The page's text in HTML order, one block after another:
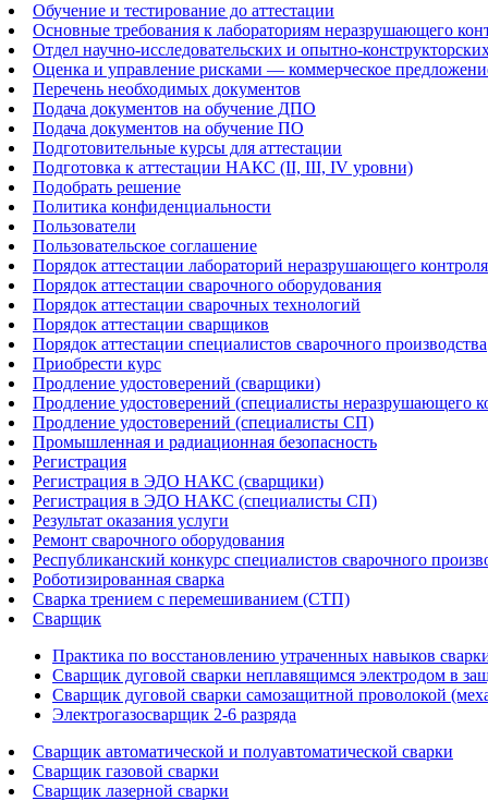
Обучение и тестирование до аттестации
Основные требования к лабораториям неразрушающего
Отдел научно-исследовательских и опытно-
Оценка и управление рисками — коммерческое
Перечень необходимых документов
Подача документов на обучение ДПО
Подача документов на обучение ПО
Подготовительные курсы для аттестации
Подготовка к аттестации НАКС (II, III, IV уровни)
Подобрать решение
Политика конфиденциальности
Пользователи
Пользовательское соглашение
Порядок аттестации лабораторий неразрушающего контроля
Порядок аттестации сварочного оборудования
Порядок аттестации сварочных технологий
Порядок аттестации сварщиков
Порядок аттестации специалистов сварочного производства
Приобрести курс
Продление удостоверений (сварщики)
Продление удостоверений (специалисты неразрушающего
Продление удостоверений (специалисты СП)
Промышленная и радиационная безопасность
Регистрация
Регистрация в ЭДО НАКС (сварщики)
Регистрация в ЭДО НАКС (специалисты СП)
Результат оказания услуги
Ремонт сварочного оборудования
Республиканский конкурс специалистов сварочного
Роботизированная сварка​
Сварка трением с перемешиванием (СТП)
Сварщик
Практика по восстановлению утраченных навыков
Сварщик дуговой сварки неплавящимся электродом в
Сварщик дуговой сварки самозащитной проволокой
Электрогазосварщик 2-6 разряда
Сварщик автоматической и полуавтоматической сварки
Сварщик газовой сварки
Сварщик лазерной сварки